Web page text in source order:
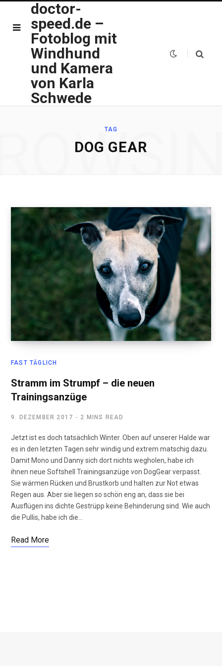
doctor-
speed.de –
Fotoblog mit
Windhund
und Kamera
von Karla
Schwede
TAG
DOG GEAR
FAST TÄGLICH
Stramm im Strumpf – die neuen
Trainingsanzüge
9. DEZEMBER 2017 2 MINS READ
Jetzt ist es doch tatsächlich Winter. Oben auf unserer Halde war
es in den letzten Tagen sehr windig und extrem matschig dazu.
Damit Mono und Danny sich dort nichts wegholen, habe ich
ihnen neue Softshell Trainingsanzüge von DogGear verpasst.
Sie wärmen Rücken und Brustkorb und halten zur Not etwas
Regen aus. Aber sie liegen so schön eng an, dass sie bei
Ausflügen ins dichte Gestrüpp keine Behinderung sind. Wie auch
die Pullis, habe ich die…
Read More